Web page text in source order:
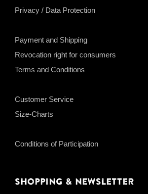
Privacy / Data Protection
Payment and Shipping
Revocation right for consumers
Terms and Conditions
Customer Service
Size-Charts
Conditions of Participation
Shopping & Newsletter